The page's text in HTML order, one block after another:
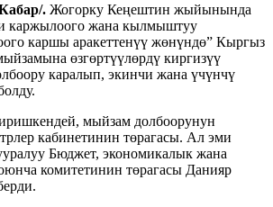
. Жогорку Кеңештин жыйынында
каржылоого жана кылмыштуу
каршы аракеттенүү жөнүндө” Кыргыз
өзгөртүүлөрдү киргизүү
каралып, экинчи жана үчүнчү
мыйзам долбоорунун
кабинетинин төрагасы. Ал эми
Бюджет, экономикалык жана
комитетинин төрагасы Данияр